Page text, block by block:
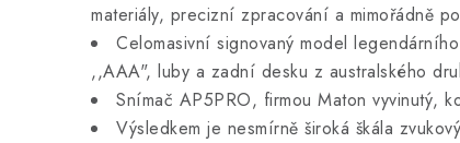
materiály, precizní zpracování a mimořádně
Celomasivní signovaný model
,,AAA", luby a zadní desku z australského
Snímač AP5PRO, firmou Maton vyvinutý,
Výsledkem je nesmírně široká škála